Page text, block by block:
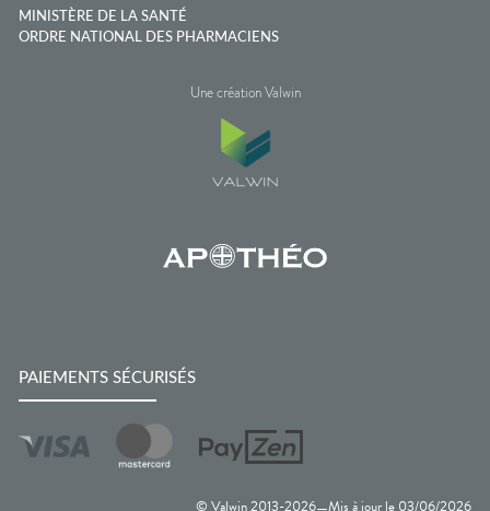
MINISTÈRE DE LA SANTÉ
ORDRE NATIONAL DES PHARMACIENS
Une création Valwin
PAIEMENTS SÉCURISÉS